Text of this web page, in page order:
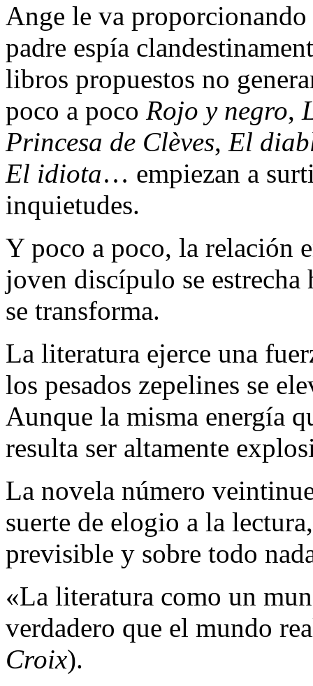
Ange le va
padre espía
libros propuestos no
poco a poco Rojo y negro,
Princesa de Clèves, El
El idiota… empiezan a
inquietudes.
Y poco a poco, la relación
joven discípulo se estrecha
se transforma.
La literatura ejerce una
los pesados zepelines se
Aunque la misma energía
resulta ser altamente
La novela número
suerte de elogio a la
previsible y sobre todo
«La literatura como un
verdadero que el mundo
Croix).